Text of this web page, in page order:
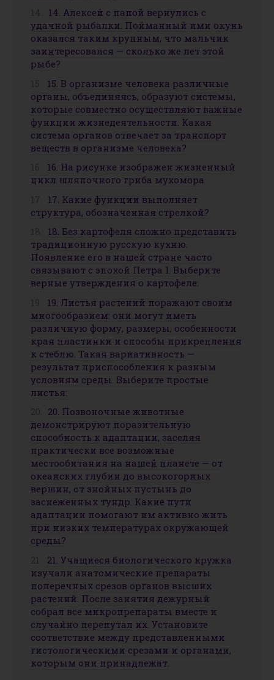
14. Алексей с папой вернулись с
удачной рыбалки. Пойманный ими окунь
оказался таким крупным, что мальчик
заинтересовался — сколько же лет этой
рыбе?
15. В организме человека различные
органы, объединяясь, образуют системы,
которые совместно осуществляют важные
функции жизнедеятельности. Какая
система органов отвечает за транспорт
веществ в организме человека?
16. На рисунке изображен жизненный
цикл шляпочного гриба мухомора
17. Какие функции выполняет
структура, обозначенная стрелкой?
18. Без картофеля сложно представить
традиционную русскую кухню.
Появление его в нашей стране часто
связывают с эпохой Петра І. Выберите
верные утверждения о картофеле:
19. Листья растений поражают своим
многообразием: они могут иметь
различную форму, размеры, особенности
края пластинки и способы прикрепления
к стеблю. Такая вариативность —
результат приспособления к разным
условиям среды. Выберите простые
листья:
20. Позвоночные животные
демонстрируют поразительную
способность к адаптации, заселяя
практически все возможные
местообитания на нашей планете — от
океанских глубин до высокогорных
вершин, от знойных пустынь до
заснеженных тундр. Какие пути
адаптации помогают им активно жить
при низких температурах окружающей
среды?
21. Учащиеся биологического кружка
изучали анатомические препараты
поперечных срезов органов высших
растений. После занятия дежурный
собрал все микропрепараты вместе и
случайно перепутал их. Установите
соответствие между представленными
гистологическими срезами и органами,
которым они принадлежат.